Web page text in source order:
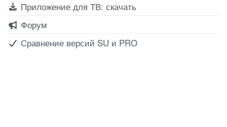
Приложение для ТВ: скачать
Форум
Сравнение версий SU и PRO